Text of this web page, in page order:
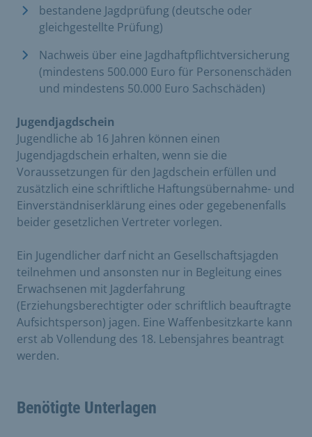
bestandene Jagdprüfung (deutsche oder
gleichgestellte Prüfung)
Nachweis über eine Jagdhaftpflichtversicherung
(mindestens 500.000 Euro für Personenschäden
und mindestens 50.000 Euro Sachschäden)
Jugendjagdschein
Jugendliche ab 16 Jahren können einen
Jugendjagdschein erhalten, wenn sie die
Voraussetzungen für den Jagdschein erfüllen und
zusätzlich eine schriftliche Haftungsübernahme- und
Einverständniserklärung eines oder gegebenenfalls
beider gesetzlichen Vertreter vorlegen.
Ein Jugendlicher darf nicht an Gesellschaftsjagden
teilnehmen und ansonsten nur in Begleitung eines
Erwachsenen mit Jagderfahrung
(Erziehungsberechtigter oder schriftlich beauftragte
Aufsichtsperson) jagen. Eine Waffenbesitzkarte kann
erst ab Vollendung des 18. Lebensjahres beantragt
werden.
Benötigte Unterlagen